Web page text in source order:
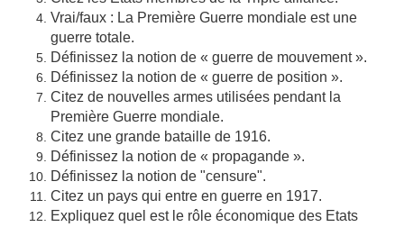
Vrai/faux : La Première Guerre mondiale est une
guerre totale.
Définissez la notion de « guerre de mouvement ».
Définissez la notion de « guerre de position ».
Citez de nouvelles armes utilisées pendant la
Première Guerre mondiale.
Citez une grande bataille de 1916.
Définissez la notion de « propagande ».
Définissez la notion de "censure".
Citez un pays qui entre en guerre en 1917.
Expliquez quel est le rôle économique des Etats